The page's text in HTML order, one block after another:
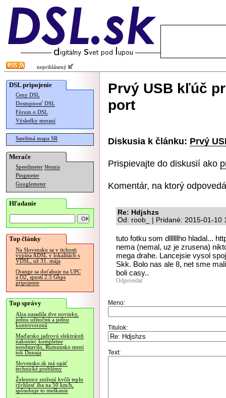
neprihlásený
DSL pripojenie
Ceny DSL
Dostupnosť DSL
Fórum o DSL
Výsledky meraní
Satelitná mapa SR
Merače
Speedmeter Merania
Pingmeter
Googlemeter
Hľadanie
Top články
Na Slovensku sa v tichosti
vypína ADSL v lokalitách s
VDSL, už 31. mája
Orange sa doťahuje na UPC
a O2, spustí 2.5 Gbps
pripojenie
Top správy
Alza nasadila dve novinky,
jednu užitočnú a jednu
kontroverznú
Maďarsko jadrovú elektráreň
nakoniec kompletne
neodstavilo, Rumunsko mení
tok Dunaja
Slovensko.sk má opäť
technické problémy
Železnice znižujú kvôli teplu
rýchlosť iba na 50 km/h,
spôsobuje to meškanie
Prvý USB kľúč
port
Diskusia k článku: Prvý
Prispievajte do diskusií ako
Komentár, na ktorý
Re: Hdjshzs
Od: roob_ | Pridané: 2015-01-10
tuto fotku som dllllllho hladal...
nema (nemal, uz je zrusena)
mega drahe. Lancejsie vysol
Skk. Bolo nas ale 8, net sme
boli casy..
Odpovedať
Meno:
Titulok:
Text: